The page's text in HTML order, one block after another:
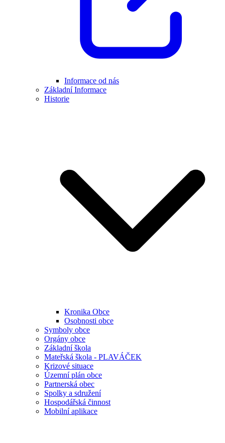
Informace od nás
Základní Informace
Historie
Kronika Obce
Osobnosti obce
Symboly obce
Orgány obce
Základní škola
Mateřská škola - PLAVÁČEK
Krizové situace
Územní plán obce
Partnerská obec
Spolky a sdružení
Hospodářská činnost
Mobilní aplikace